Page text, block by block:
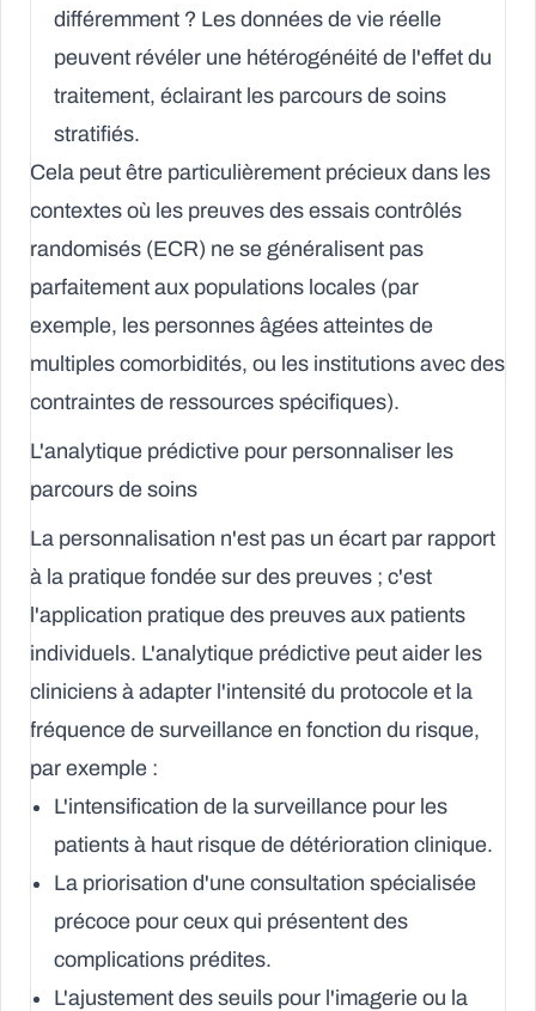
différemment ? Les données de vie réelle
peuvent révéler une hétérogénéité de l'effet du
traitement, éclairant les parcours de soins
stratifiés.
Cela peut être particulièrement précieux dans les
contextes où les preuves des essais contrôlés
randomisés (ECR) ne se généralisent pas
parfaitement aux populations locales (par
exemple, les personnes âgées atteintes de
multiples comorbidités, ou les institutions avec des
contraintes de ressources spécifiques).
L'analytique prédictive pour personnaliser les
parcours de soins
La personnalisation n'est pas un écart par rapport
à la pratique fondée sur des preuves ; c'est
l'application pratique des preuves aux patients
individuels. L'analytique prédictive peut aider les
cliniciens à adapter l'intensité du protocole et la
fréquence de surveillance en fonction du risque,
par exemple :
L'intensification de la surveillance pour les
patients à haut risque de détérioration clinique.
La priorisation d'une consultation spécialisée
précoce pour ceux qui présentent des
complications prédites.
L'ajustement des seuils pour l'imagerie ou la